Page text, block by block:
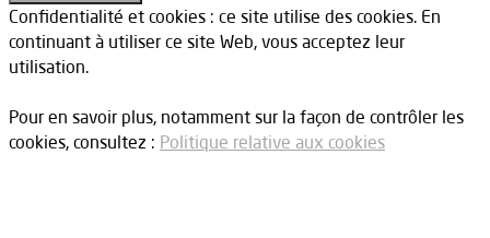
Confidentialité et cookies : ce site utilise des cookies. En
continuant à utiliser ce site Web, vous acceptez leur
utilisation.
Pour en savoir plus, notamment sur la façon de contrôler les
cookies, consultez : Politique relative aux cookies